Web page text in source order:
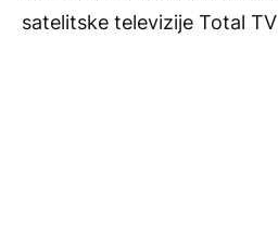
satelitske televizije Total TV